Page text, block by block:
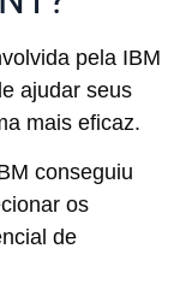
pela IBM
ajudar seus
mais eficaz.
conseguiu
os
de